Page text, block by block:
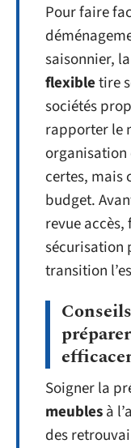
Pour faire
saisonnier, la
flexibletire
sociétés
rapporter le
organisation
certes, mais
budget.
revue
sécurisation
transition
Soigner la
meublesà
des